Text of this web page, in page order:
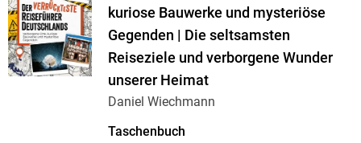
kuriose Bauwerke und mysteriöse
Gegenden | Die seltsamsten
Reiseziele und verborgene Wunder
unserer Heimat
Daniel Wiechmann
Taschenbuch